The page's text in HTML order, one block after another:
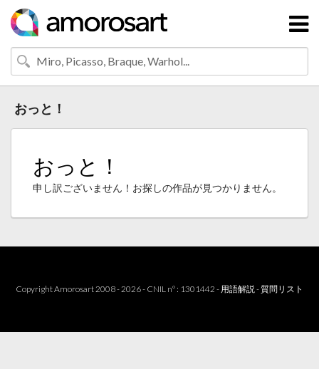
おっと！
おっと！
申し訳ございません！お探しの作品が見つかりません。
Copyright Amorosart 2008 - 2026 - CNIL n° : 1301442 - 用語解説-質問リスト